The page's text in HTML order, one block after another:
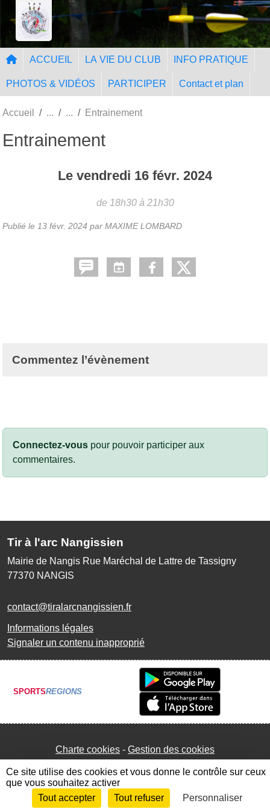
Tir à l'Arc Nangissien
ACCUEIL LA VIE DU CLUB INFO PRATIQUE
PHOTOS & VIDÉOS PARTICIPER Contact et plan
Accueil Entrainement
Entrainement
Le vendredi 16 févr. 2024
de 18h30 à 21h30
Publié le 13 févr. 2024 par MAXIME LOMBARD
Commentez l’évènement
Connectez-vous pour pouvoir participer aux
commentaires.
Tir à l'arc Nangissien
Mairie de Nangis Rue Maréchal de Lattre de Tassigny
77370 NANGIS
contact@tiralarcnangissien.fr
Informations légales
Signaler un contenu inapproprié
SPORTSREGIONS
Charte cookies Gestion des cookies
Envie de participer ? Connexion
Panneau de gestion des cookies
Ce site utilise des cookies et vous donne le contrôle sur ceux
que vous souhaitez activer
Tout accepter
Tout refuser Personnaliser